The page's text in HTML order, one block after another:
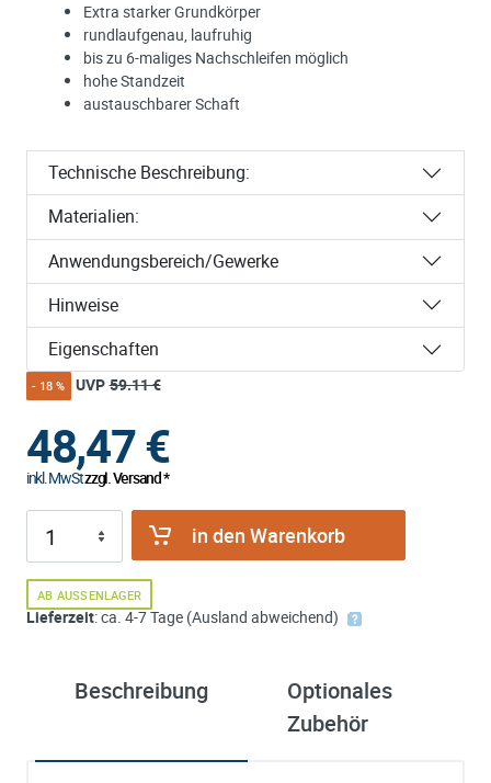
Extra starker Grundkörper
rundlaufgenau, laufruhig
bis zu 6-maliges Nachschleifen möglich
hohe Standzeit
austauschbarer Schaft
Technische Beschreibung:
Materialien:
Anwendungsbereich/Gewerke
Hinweise
Eigenschaften
- 18 % UVP 59.11 €
48,47€
inkl. MwStzzgl. Versand *
in den Warenkorb
AB AUSSENLAGER
Lieferzeit: ca. 4-7 Tage (Ausland abweichend)
Beschreibung
Optionales
Zubehör